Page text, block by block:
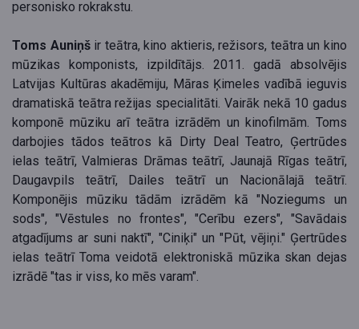
personisko rokrakstu.
Toms Auniņšir teātra, kino aktieris, režisors, teātra un kino
mūzikas komponists, izpildītājs. 2011. gadā absolvējis
Latvijas Kultūras akadēmiju, Māras Ķimeles vadībā ieguvis
dramatiskā teātra režijas specialitāti. Vairāk nekā 10 gadus
komponē mūziku arī teātra izrādēm un kinofilmām. Toms
darbojies tādos teātros kā Dirty Deal Teatro, Ģertrūdes
ielas teātrī, Valmieras Drāmas teātrī, Jaunajā Rīgas teātrī,
Daugavpils teātrī, Dailes teātrī un Nacionālajā teātrī.
Komponējis mūziku tādām izrādēm kā "Noziegums un
sods", "Vēstules no frontes", "Cerību ezers", "Savādais
atgadījums ar suni naktī", "Ciniķi" un "Pūt, vējiņi." Ģertrūdes
ielas teātrī Toma veidotā elektroniskā mūzika skan dejas
izrādē "tas ir viss, ko mēs varam".